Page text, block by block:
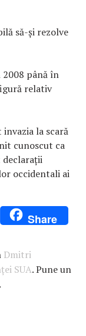
să-şi rezolve
2008 până în
relativ
invazia la scară
cunoscut ca
occidentali ai
C
o
Share
Dmitri
SUA. Pune un
.